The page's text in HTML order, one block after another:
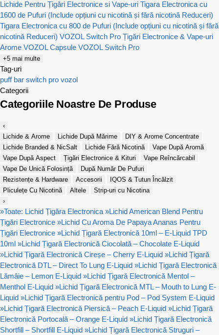
Lichide Pentru Țigări Electronice si Vape-uri Tigara Electronica cu
1600 de Pufuri (Include opțiuni cu nicotină și fără nicotină Reduceri)
Tigara Electronica cu 800 de Pufuri (Include opțiuni cu nicotină și fără
nicotină Reduceri) VOZOL Switch Pro Țigări Electronice & Vape-uri
Arome VOZOL Capsule VOZOL Switch Pro
+5 mai multe
Tag-uri
puff bar switch pro vozol
Categorii
Categoriile Noastre De Produse
‹
Lichide & Arome
Lichide După Mărime
DIY & Arome Concentrate
Lichide Branded & NicSalt
Lichide Fără Nicotină
Vape După Aromă
Vape După Aspect
Țigări Electronice & Kituri
Vape Reîncărcabil
Vape De Unică Folosință
După Număr De Pufuri
Rezistențe & Hardware
Accesorii
IQOS & Tutun Încălzit
Pliculețe Cu Nicotină
Altele
Strip-uri cu Nicotina
›
»Toate: Lichid Țigăra Electronica »Lichid American Blend Pentru
Țigări Electronice »Lichid Cu Aroma De Papaya Ananas Pentru
Țigări Electronice »Lichid Țigară Electronică 10ml – E-Liquid TPD
10ml »Lichid Țigară Electronică Ciocolată – Chocolate E-Liquid
»Lichid Țigară Electronică Cireșe – Cherry E-Liquid »Lichid Țigară
Electronică DTL – Direct To Lung E-Liquid »Lichid Țigară Electronică
Lămâie – Lemon E-Liquid »Lichid Țigară Electronică Mentol –
Menthol E-Liquid »Lichid Țigară Electronică MTL – Mouth to Lung E-
Liquid »Lichid Țigară Electronică pentru Pod – Pod System E-Liquid
»Lichid Țigară Electronică Piersică – Peach E-Liquid »Lichid Țigară
Electronică Portocală – Orange E-Liquid »Lichid Țigară Electronică
Shortfill – Shortfill E-Liquid »Lichid Țigară Electronică Struguri –